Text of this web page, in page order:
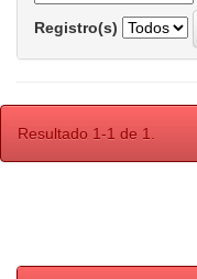
Registro(s)
Resultado 1-1 de 1.